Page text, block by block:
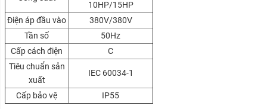
10HP/15HP
Điện áp đầu vào
380V/380V
Tần số
50Hz
Cấp cách điện
C
Tiêu chuẩn sản
xuất
IEC 60034-1
Cấp bảo vệ IP55